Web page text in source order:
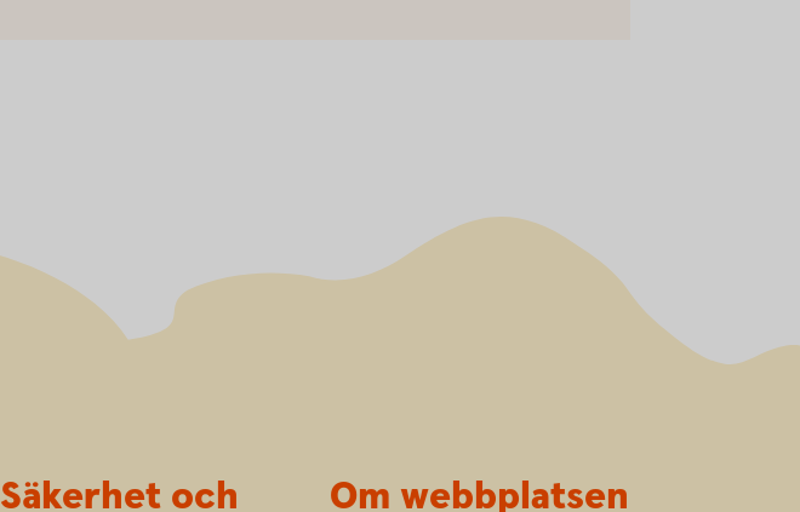
Säkerhet och Om webbplatsen